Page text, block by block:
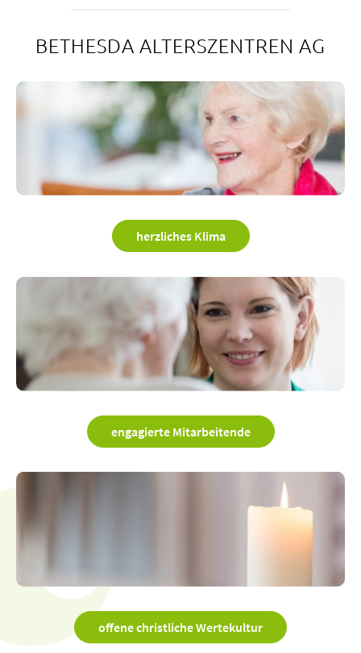
BETHESDA ALTERSZENTREN AG
herzliches Klima
engagierte Mitarbeitende
offene christliche Wertekultur